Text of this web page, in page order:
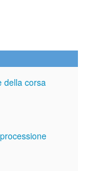
della corsa